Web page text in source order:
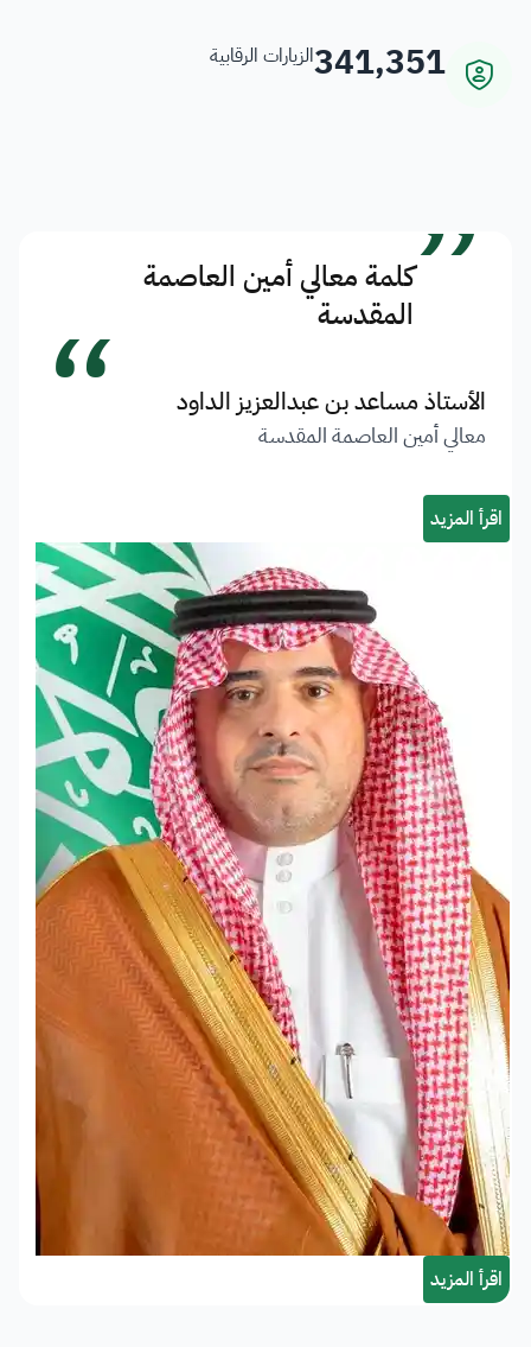
341,351الزيارات الرقابية
”كلمة معالي أمين العاصمة
المقدسة
الأستاذ مساعد بن عبدالعزيز الداود
معالي أمين العاصمة المقدسة “